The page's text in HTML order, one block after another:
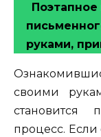
руками,
своими
становится
процесс. Если